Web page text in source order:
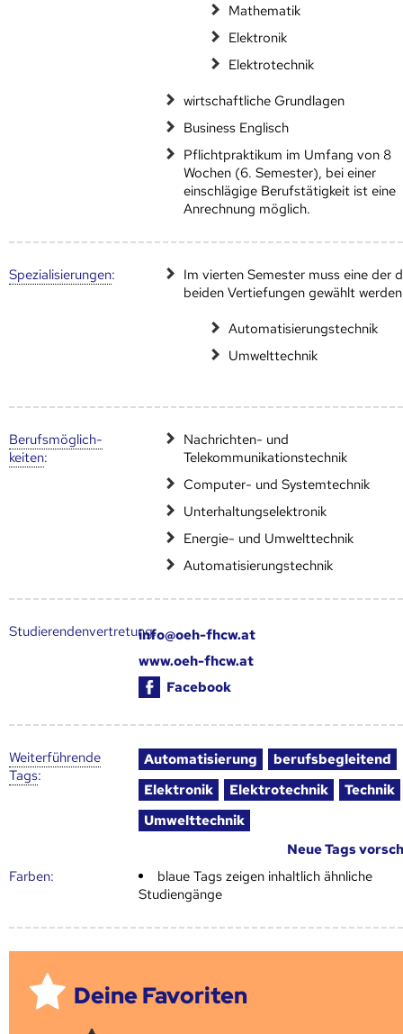
Mathematik
Elektronik
Elektrotechnik
wirtschaftliche Grundlagen
Business Englisch
Pflichtpraktikum im Umfang von 8
Wochen (6. Semester), bei einer
einschlägige Berufstätigkeit ist eine
Anrechnung möglich.
Speziali­sierungen:
Im vierten Semester muss eine der
beiden Vertiefungen gewählt
Automatisierungstechnik
Umwelttechnik
Berufs­möglich­
keiten:
Nachrichten- und
Telekommunikationstechnik
Computer- und Systemtechnik
Unterhaltungselektronik
Energie- und Umwelttechnik
Automatisierungstechnik
Studierendenvertretung:info@oeh-fhcw.at
www.oeh-fhcw.at
Facebook
Weiter­führende
Tags:
Automatisierung
berufsbegleitend
Elektronik
Elektrotechnik
Technik
Umwelttechnik
Neue Tags
Farben:
blaue Tags zeigen inhaltlich ähnliche
Studiengänge
Deine Favoriten